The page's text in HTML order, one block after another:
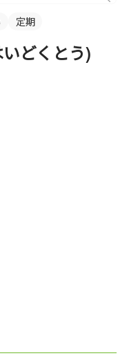
定期
どくとう)